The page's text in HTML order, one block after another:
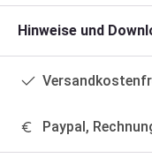
Hinweise und
Paypal,